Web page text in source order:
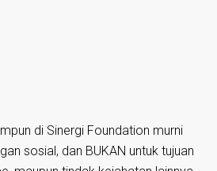
di Sinergi Foundation murni
sosial, dan BUKAN untuk tujuan